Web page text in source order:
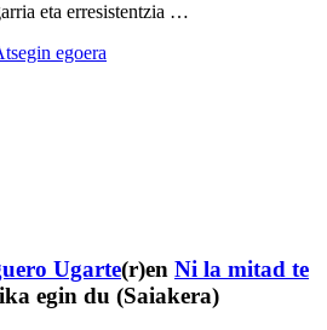
eta erresistentzia …
egoera
Ugarte(r)en Ni la mitad te
egin du (Saiakera)